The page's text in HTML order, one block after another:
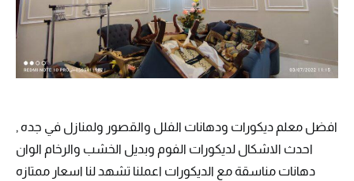
افضل معلم ديكورات ودهانات الفلل والقصور ولمنازل في جده ,
احدث الاشكال لديكورات الفوم وبديل الخشب والرخام الوان
دهانات مناسقة مع الديكورات اعملنا تشهد لنا اسعار ممتازه